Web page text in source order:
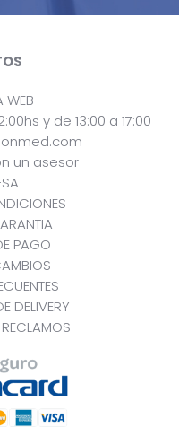
WEB
y de 13:00 a 17:00
un asesor
PAGO
DELIVERY